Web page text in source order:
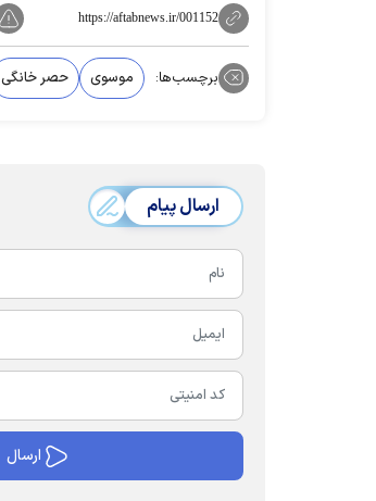
https://aftabnews.ir/001152
برچسب‌ها: موسوی حصر خانگی
ارسال پیام